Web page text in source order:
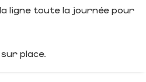
ligne toute la journée pour
place.